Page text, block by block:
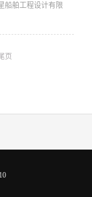
船舶工程设计有限
页